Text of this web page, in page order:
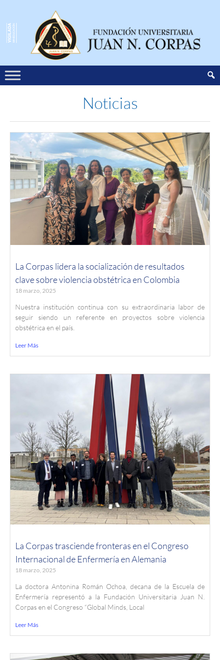
Noticias
La Corpas lidera la socialización de resultados
clave sobre violencia obstétrica en Colombia
18 marzo, 2025
Nuestra institución continua con su extraordinaria labor de
seguir siendo un referente en proyectos sobre violencia
obstétrica en el país.
Leer Más
La Corpas trasciende fronteras en el Congreso
Internacional de Enfermería en Alemania
18 marzo, 2025
La doctora Antonina Román Ochoa, decana de la Escuela de
Enfermería representó a la Fundación Universitaria Juan N.
Corpas en el Congreso “Global Minds, Local
Leer Más